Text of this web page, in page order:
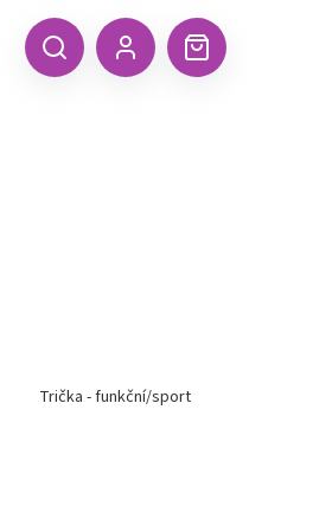
ČEPICE, KŠILTOVKY, ŠÁTKY A
Hledat Nákupní
Trička - funkční/sport